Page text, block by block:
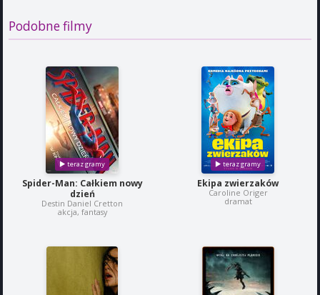
Podobne filmy
Spider-Man: Całkiem nowy
dzień
Destin Daniel Cretton
akcja, fantasy
Ekipa zwierzaków
Caroline Origer
dramat